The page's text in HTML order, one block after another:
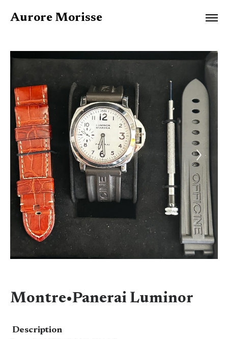
Aurore Morisse
Montre•Panerai Luminor
Description